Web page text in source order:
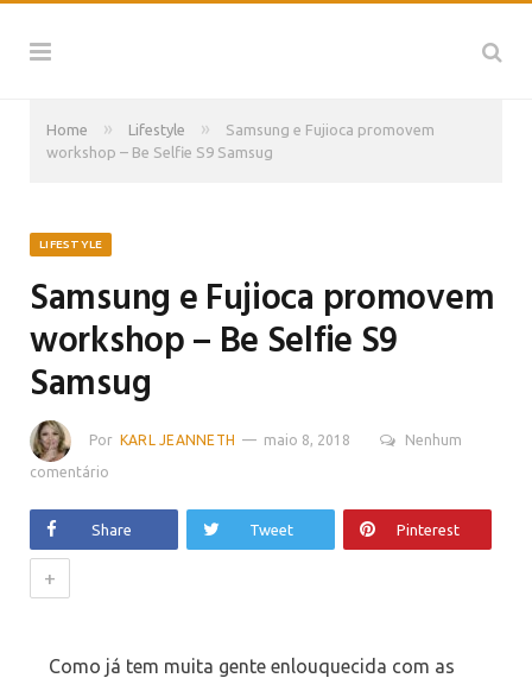
Home » Lifestyle »
Samsung e Fujioca promovem
workshop – Be Selfie S9 Samsug
LIFESTYLE
Samsung e Fujioca promovem
workshop – Be Selfie S9
Samsug
Por KARL JEANNETH maio 8, 2018 Nenhum
comentário
Share Tweet Pinterest
+
Como já tem muita gente enlouquecida com as